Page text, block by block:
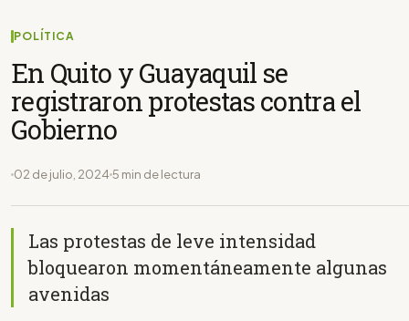
POLÍTICA
En Quito y Guayaquil se
registraron protestas contra el
Gobierno
02 de julio, 2024 5 min de lectura
Las protestas de leve intensidad
bloquearon momentáneamente algunas
avenidas